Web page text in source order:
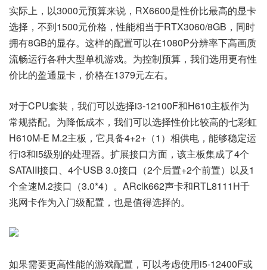
实际上，以3000元预算来说，RX6600是性价比最高的显卡
选择，不到1500元价格，性能相当于RTX3060/8GB，同时
拥有8GB的显存。这样的配置可以在1080P分辨率下高画质
流畅运行各种大型单机游戏。为控制预算，我们选用更有性
价比的盈通显卡，价格在1379元左右。
对于CPU套装，我们可以选择i3-12100F和H610主板作为
常规搭配。为降低成本，我们可以选择性价比较高的七彩虹
H610M-E M.2主板，它具备4+2+（1）相供电，能够稳定运
行i3和i5级别的处理器。扩展接口方面，该主板集成了4个
SATAIII接口、4个USB 3.0接口（2个后置+2个前置）以及1
个全速M.2接口（3.0*4）。ARclk662声卡和RTL8111H千
兆网卡作为入门级配置，也是值得选择的。
如果需要更高性能的游戏配置，可以考虑使用i5-12400F或